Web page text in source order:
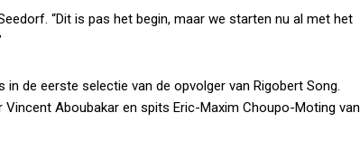
“Dit is pas het begin, maar we starten nu al met het
in de eerste selectie van de opvolger van Rigobert Song.
Aboubakar en spits Eric-Maxim Choupo-Moting van